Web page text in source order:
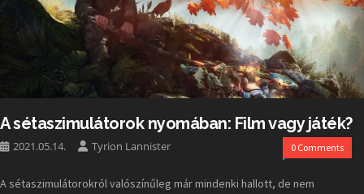
A sétaszimulátorok nyomában: Film vagy játék?
2021.05.14. Tyrion Lannister 0 Comments
A sétaszimulátorokról valószínűleg már mindenki hallott, de nem